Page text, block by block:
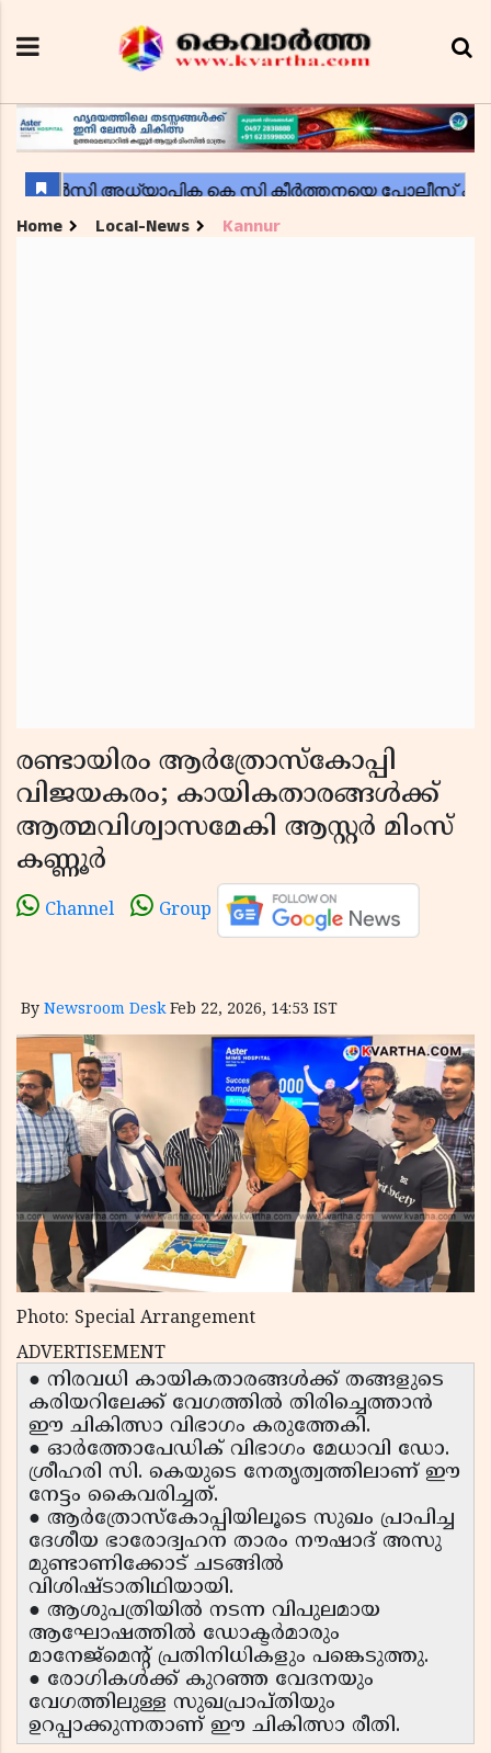
Home Local-News Kannur
രണ്ടായിരം ആർത്രോസ്കോപ്പി
വിജയകരം; കായികതാരങ്ങൾക്ക്
ആത്മവിശ്വാസമേകി ആസ്റ്റർ മിംസ്
കണ്ണൂർ
Channel Group
By Newsroom Desk Feb 22, 2026, 14:53 IST
Photo: Special Arrangement
ADVERTISEMENT
● നിരവധി കായികതാരങ്ങൾക്ക് തങ്ങളുടെ
കരിയറിലേക്ക് വേഗത്തിൽ തിരിച്ചെത്താൻ
ഈ ചികിത്സാ വിഭാഗം കരുത്തേകി.
● ഓർത്തോപേഡിക് വിഭാഗം മേധാവി ഡോ.
ശ്രീഹരി സി. കെയുടെ നേതൃത്വത്തിലാണ് ഈ
നേട്ടം കൈവരിച്ചത്.
● ആർത്രോസ്കോപ്പിയിലൂടെ സുഖം പ്രാപിച്ച
ദേശീയ ഭാരോദ്വഹന താരം നൗഷാദ് അസു
മുണ്ടാണിക്കോട് ചടങ്ങിൽ
വിശിഷ്ടാതിഥിയായി.
● ആശുപത്രിയിൽ നടന്ന വിപുലമായ
ആഘോഷത്തിൽ ഡോക്ടർമാരും
മാനേജ്‌മെന്റ് പ്രതിനിധികളും പങ്കെടുത്തു.
● രോഗികൾക്ക് കുറഞ്ഞ വേദനയും
വേഗത്തിലുള്ള സുഖപ്രാപ്തിയും
ഉറപ്പാക്കുന്നതാണ് ഈ ചികിത്സാ രീതി.